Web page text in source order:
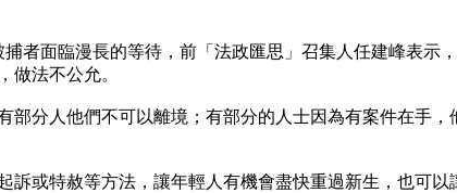
者面臨漫長的等待，前「法政匯思」召集人任建峰表示
做法不公允。
分人他們不可以離境；有部分的人士因為有案件在手
或特赦等方法，讓年輕人有機會盡快重過新生，也可以